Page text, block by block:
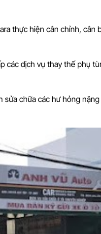
thực hiện cân chỉnh, cân
các dịch vụ thay thế phụ
sửa chữa các hư hỏng